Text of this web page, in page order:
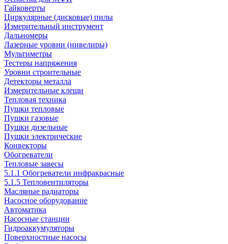
Гайковерты
Циркулярные (дисковые) пилы
Измерительный инструмент
Дальномеры
Лазерные уровни (нивелиры)
Мультиметры
Тестеры напряжения
Уровни строительные
Детекторы металла
Измерительные клещи
Тепловая техника
Пушки тепловые
Пушки газовые
Пушки дизельные
Пушки электрические
Конвекторы
Обогреватели
Тепловые завесы
5.1.1 Обогреватели инфракрасные
5.1.5 Тепловентиляторы
Масляные радиаторы
Насосное оборудование
Автоматика
Насосные станции
Гидроаккумуляторы
Поверхностные насосы